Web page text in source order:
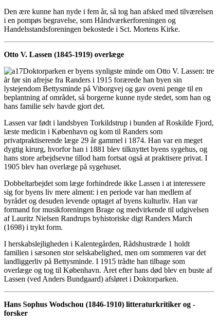
Den ære kunne han nyde i fem år, så tog han afsked med tilværelsen
i en pompøs begravelse, som Håndværkerforeningen og
Handelsstandsforeningen bekostede i Sct. Mortens Kirke.
Otto V. Lassen (1845-1919) overlæge
Doktorparken er byens synligste minde om Otto V. Lassen: tre
år før sin afrejse fra Randers i 1915 forærede han byen sin
lystejendom Bettysminde på Viborgvej og gav oveni penge til en
beplantning af området, så borgerne kunne nyde stedet, som han og
hans familie selv havde gjort det.
Lassen var født i landsbyen Torkildstrup i bunden af Roskilde Fjord,
læste medicin i København og kom til Randers som
privatpraktiserende læge 29 år gammel i 1874. Han var en meget
dygtig kirurg, hvorfor han i 1881 blev tilknyttet byens sygehus, og
hans store arbejdsevne tillod ham fortsat også at praktisere privat. I
1905 blev han overlæge på sygehuset.
Dobbeltarbejdet som læge forhindrede ikke Lassen i at interessere
sig for byens liv mere alment: i en periode var han medlem af
byrådet og desuden levende optaget af byens kulturliv. Han var
formand for musikforeningen Brage og medvirkende til udgivelsen
af Lauritz Nielsen Randrups byhistoriske digt Randers March
(1698) i trykt form.
I herskabslejligheden i Kalentegården, Rådshustræde 1 holdt
familien i sæsonen stor selskabelighed, men om sommeren var det
landliggerliv på Bettysminde. I 1915 trådte han tilbage som
overlæge og tog til København. Året efter hans død blev en buste af
Lassen (ved Anders Bundgaard) afsløret i Doktorparken.
Hans Sophus Wodschou (1846-1910) litteraturkritiker og -
forsker